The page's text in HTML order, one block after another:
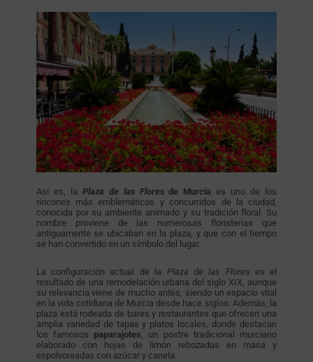
Así es, la Plaza de las Floresde Murcia es uno de los
rincones más emblemáticos y concurridos de la ciudad,
conocida por su ambiente animado y su tradición floral. Su
nombre proviene de las numerosas floristerías que
antiguamente se ubicaban en la plaza, y que con el tiempo
se han convertido en un símbolo del lugar.
La configuración actual de la Plaza de las Flores es el
resultado de una remodelación urbana del siglo XIX, aunque
su relevancia viene de mucho antes, siendo un espacio vital
en la vida cotidiana de Murcia desde hace siglos. Además, la
plaza está rodeada de bares y restaurantes que ofrecen una
amplia variedad de tapas y platos locales, donde destacan
los famosos paparajotes, un postre tradicional murciano
elaborado con hojas de limón rebozadas en masa y
espolvoreadas con azúcar y canela.